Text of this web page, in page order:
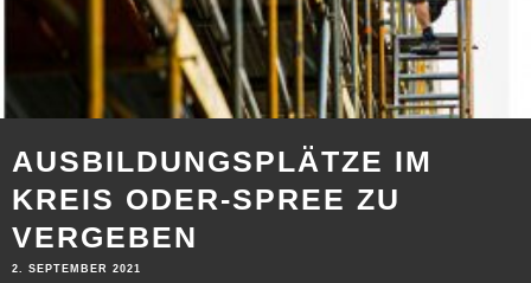
AUSBILDUNGSPLÄTZE IM
KREIS ODER-SPREE ZU
VERGEBEN
2. SEPTEMBER 2021